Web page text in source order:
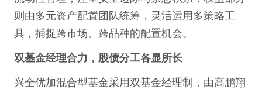
则由多元资产配置团队统筹，灵活运用多策略工
具，捕捉跨市场、跨品种的配置机会。
双基金经理合力，股债分工各显所长
兴全优加混合型基金采用双基金经理制，由高鹏翔